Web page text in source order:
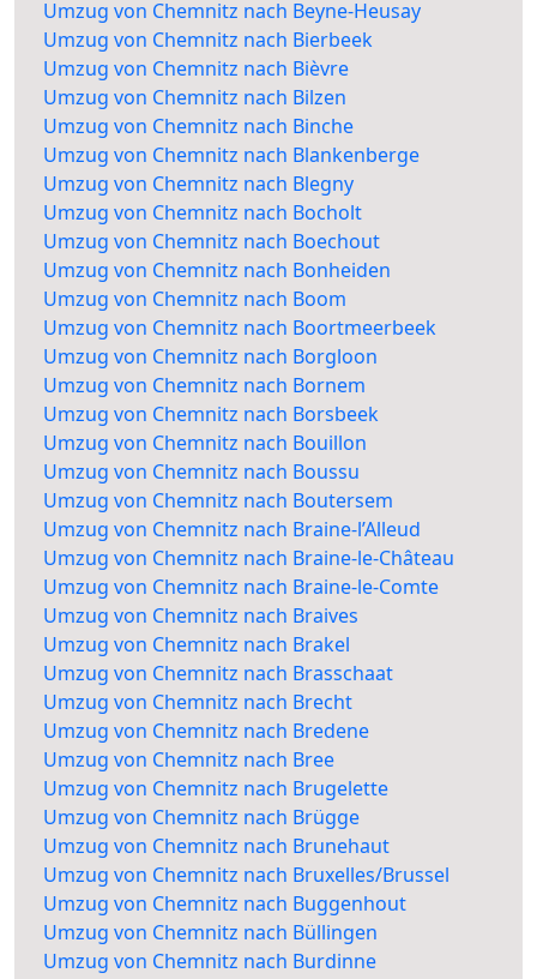
Umzug von Chemnitz nach Beyne-Heusay
Umzug von Chemnitz nach Bierbeek
Umzug von Chemnitz nach Bièvre
Umzug von Chemnitz nach Bilzen
Umzug von Chemnitz nach Binche
Umzug von Chemnitz nach Blankenberge
Umzug von Chemnitz nach Blegny
Umzug von Chemnitz nach Bocholt
Umzug von Chemnitz nach Boechout
Umzug von Chemnitz nach Bonheiden
Umzug von Chemnitz nach Boom
Umzug von Chemnitz nach Boortmeerbeek
Umzug von Chemnitz nach Borgloon
Umzug von Chemnitz nach Bornem
Umzug von Chemnitz nach Borsbeek
Umzug von Chemnitz nach Bouillon
Umzug von Chemnitz nach Boussu
Umzug von Chemnitz nach Boutersem
Umzug von Chemnitz nach Braine-l’Alleud
Umzug von Chemnitz nach Braine-le-Château
Umzug von Chemnitz nach Braine-le-Comte
Umzug von Chemnitz nach Braives
Umzug von Chemnitz nach Brakel
Umzug von Chemnitz nach Brasschaat
Umzug von Chemnitz nach Brecht
Umzug von Chemnitz nach Bredene
Umzug von Chemnitz nach Bree
Umzug von Chemnitz nach Brugelette
Umzug von Chemnitz nach Brügge
Umzug von Chemnitz nach Brunehaut
Umzug von Chemnitz nach Bruxelles/Brussel
Umzug von Chemnitz nach Buggenhout
Umzug von Chemnitz nach Büllingen
Umzug von Chemnitz nach Burdinne